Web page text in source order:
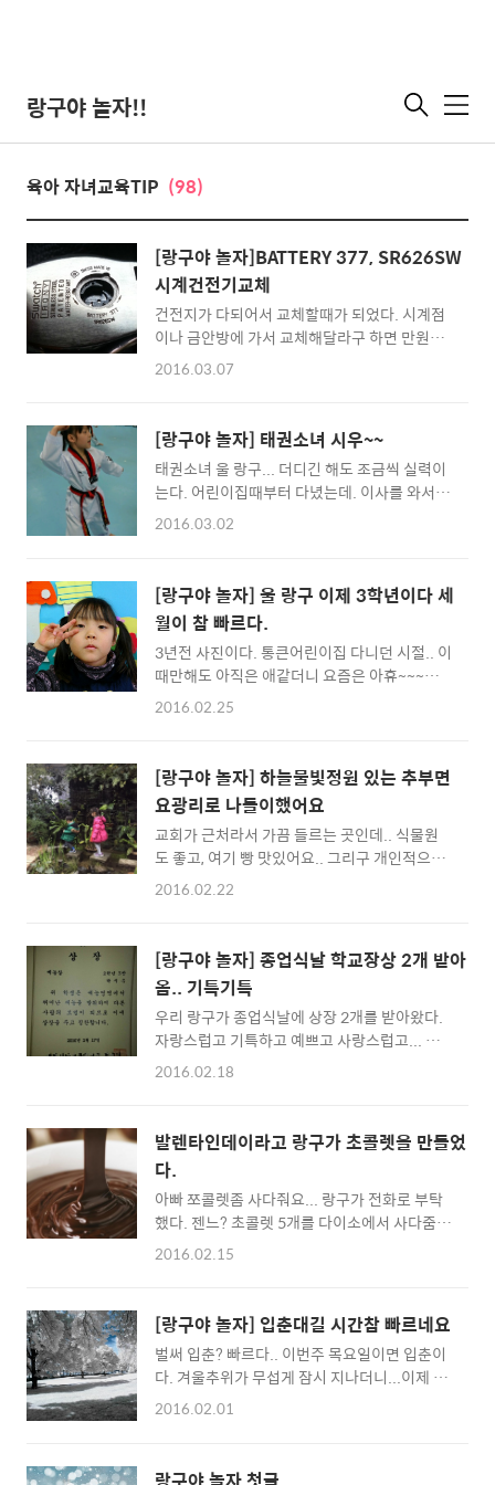
랑구야 놀자!! 메
육아 자녀교육TIP (98)
[랑구야 놀자]BATTERY 377, SR626SW
시계건전기교체
건전지가 다되어서 교체할때가 되었다. 시계점
이나 금안방에 가서 교체해달라구 하면 만원정
도 달라고 한다. 배터리값은 1000원도 안할텐
편하게 막썼다.. 시골에가서 일할때 좋다.
2016.03.07
[랑구야 놀자] 태권소녀 시우~~
태권소녀 울 랑구... 더디긴 해도 조금씩 실력이
는다. 어린이집때부터 다녔는데. 이사를 와서
도장을 옮겼다. 잘 적응을해서 다행이다. 오늘
어서.. 걱정했는데 잘 도착했다고 전화를 해주
니 이뿌다... 태권소녀 시우~~ 사랑해
2016.03.02
[랑구야 놀자] 울 랑구 이제 3학년이다 세
월이 참 빠르다.
3년전 사진이다. 통큰어린이집 다니던 시절.. 이
때만해도 아직은 애같더니 요즘은 아휴~~~사
춘기인가보다. 엄마하고, 나하고 티격태격한다.
그래도 효녀딸이고 손재주도 뛰어나다. 오늘 아
침에는 옆집 아저씨가 우리 아이들 인사 잘한다
고 칭찬을 한다. 예전에 내가 우리 아이들한테
너네가 인사를 잘하면 엄마 아빠가 교육 잘시켰
다고 칭찬한다 했더니 오늘 딱 그말이 생각났는
지 우리 시우가 날 보고 씽끗 웃는다.. ㅎㅎ 사랑
2016.02.25
[랑구야 놀자] 하늘물빛정원 있는 추부면
요광리로 나들이했어요
교회가 근처라서 가끔 들르는 곳인데.. 식물원
도 좋고, 여기 빵 맛있어요.. 그리구 개인적으로
불가마 추천합니다. 시설좋은 불가마를 상상하
들어가면 몸이 다 타들어 가는 듯한 느낌입니다.
한번 경험해 보고 싶으신 분들은 가보셔요.
2016.02.22
[랑구야 놀자] 종업식날 학교장상 2개 받아
옴.. 기특기특
우리 랑구가 종업식날에 상장 2개를 받아왔다.
자랑스럽고 기특하고 예쁘고 사랑스럽고... ㅎ
ㅎㅎ 딸바보 예능상과 독서상 학기말에 학업우
게 전부였던거 같은데.. 랑구는 2학년까지 10개
정도 받은거 같다. 아무리 요즘 상장을 남발한다
해도.. 기특하기만하다. 이대로만 장하게 커다
오 시우야.
2016.02.18
발렌타인데이라고 랑구가 초콜렛을 만들었
다.
아빠 쪼콜렛좀 사다줘요... 랑구가 전화로 부탁
했다. 젠느? 초콜렛 5개를 다이소에서 사다줌..
뭐하나 봤더니.. 초콜렛을 다 작게 자르더니 중
는다... 끝? 그리곤 냉동실에서 잠시 굳히더니
동생보구 먹으란다.. 헐~~~ 그냥 내가 딱 봐도
이빨 나가게 생겼다... 초콜렛 두께가 장난이 아
니다... 시우야~~ 그거 친구한테 줄꺼니? 그렇
단다.. 아빠가 보기엔 그거먹다 친구이빨 나가
게 가져간다.. ㅋㅋ
2016.02.15
[랑구야 놀자] 입춘대길 시간참 빠르네요
벌써 입춘? 빠르다.. 이번주 목요일이면 입춘이
다. 겨울추위가 무섭게 잠시 지나더니...이제 봄
이 오는군.. 아 올겨울은 유난히도 이상했던것
2016.02.01